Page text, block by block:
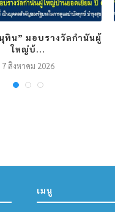
ทิน” มอบรางวัลกำนันผู้
ใหญ่บ้...
7 สิงหาคม 2026
เมนู